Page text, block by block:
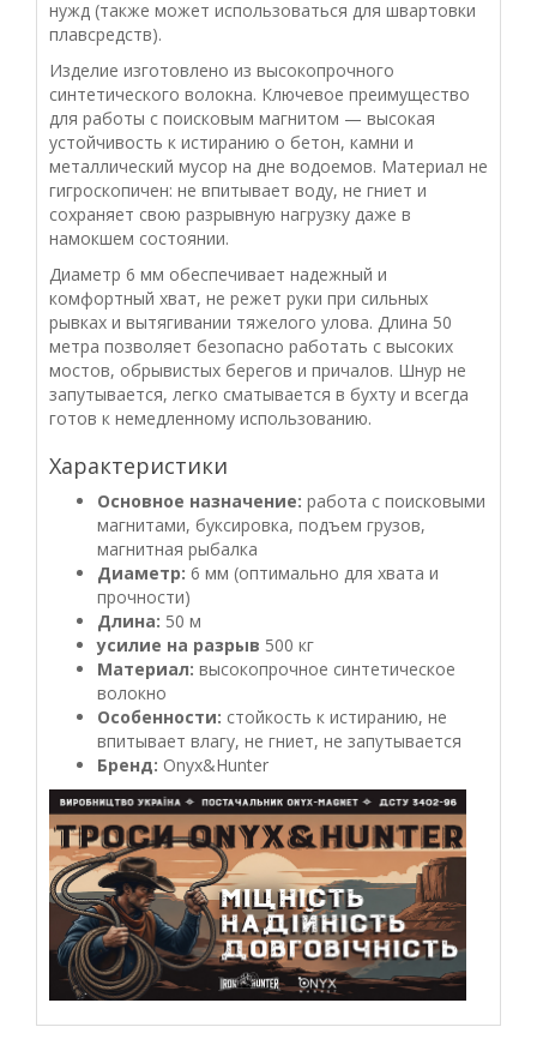
нужд (также может использоваться для швартовки
плавсредств).
Изделие изготовлено из высокопрочного
синтетического волокна. Ключевое преимущество
для работы с поисковым магнитом — высокая
устойчивость к истиранию о бетон, камни и
металлический мусор на дне водоемов. Материал не
гигроскопичен: не впитывает воду, не гниет и
сохраняет свою разрывную нагрузку даже в
намокшем состоянии.
Диаметр 6 мм обеспечивает надежный и
комфортный хват, не режет руки при сильных
рывках и вытягивании тяжелого улова. Длина 50
метра позволяет безопасно работать с высоких
мостов, обрывистых берегов и причалов. Шнур не
запутывается, легко сматывается в бухту и всегда
готов к немедленному использованию.
Характеристики
Основное назначение: работа с поисковыми
магнитами, буксировка, подъем грузов,
магнитная рыбалка
Диаметр: 6 мм (оптимально для хвата и
прочности)
Длина: 50 м
усилие на разрыв 500 кг
Материал: высокопрочное синтетическое
волокно
Особенности: стойкость к истиранию, не
впитывает влагу, не гниет, не запутывается
Бренд: Onyx&Hunter